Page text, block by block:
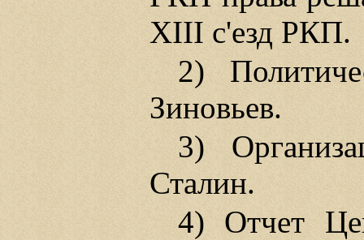
XIII с'езд РКП.
2)
Зиновьев.
3)
Сталин.
4) Отчет